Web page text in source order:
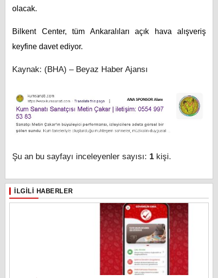
olacak.
Bilkent Center, tüm Ankaralıları açık hava alışveriş
keyfine davet ediyor.
Kaynak: (BHA) – Beyaz Haber Ajansı
Şu an bu sayfayı inceleyenler sayısı: 1 kişi.
İLGILI HABERLER